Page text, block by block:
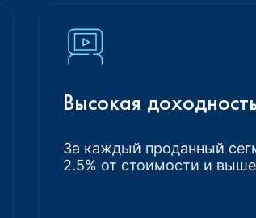
Высокая
За каждый проданный
2.5% от стоимости и выше